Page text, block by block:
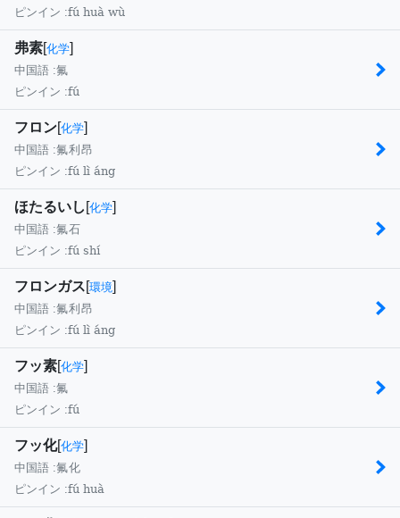
ピンイン :fú huà wù
弗素[化学]
中国語 :氟
ピンイン :fú
フロン[化学]
中国語 :氟利昂
ピンイン :fú lì áng
ほたるいし [化学]
中国語 :氟石
ピンイン :fú shí
フロンガス[環境]
中国語 :氟利昂
ピンイン :fú lì áng
フッ素[化学]
中国語 :氟
ピンイン :fú
フッ化[化学]
中国語 :氟化
ピンイン :fú huà